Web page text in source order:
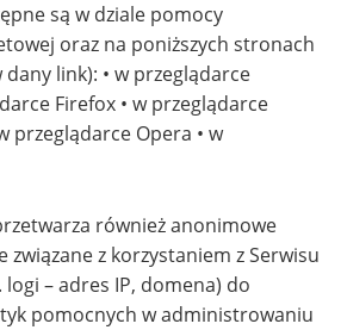
są w dziale pomocy
oraz na poniższych stronach
link): • w przeglądarce
Firefox • w przeglądarce
przeglądarce Opera • w
również anonimowe
związane z korzystaniem z Serwisu
– adres IP, domena) do
pomocnych w administrowaniu